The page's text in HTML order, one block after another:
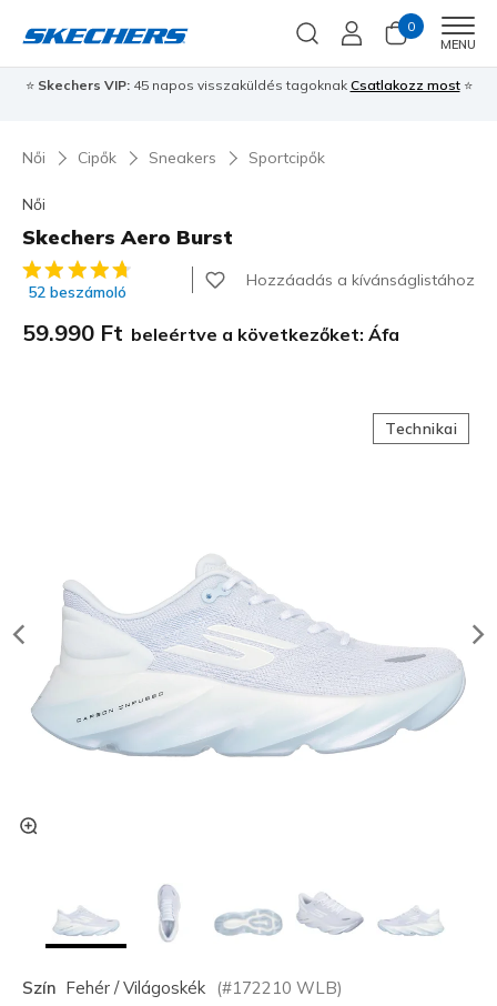
0
MENU
⭐ Skechers VIP:45 napos visszaküldés tagoknak Csatlakozz most⭐
Női Cipők Sneakers Sportcipők
Női
Skechers Aero Burst
5 az 5-ből ügyfélértékelés
52 beszámoló
Hozzáadás a kívánságlistához
59.990 Ft beleértve a következőket: Áfa
Technikai
Szín Fehér / Világoskék (#172210 WLB)